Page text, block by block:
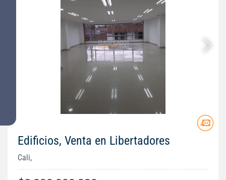
Edificios, Venta en Libertadores
Cali,